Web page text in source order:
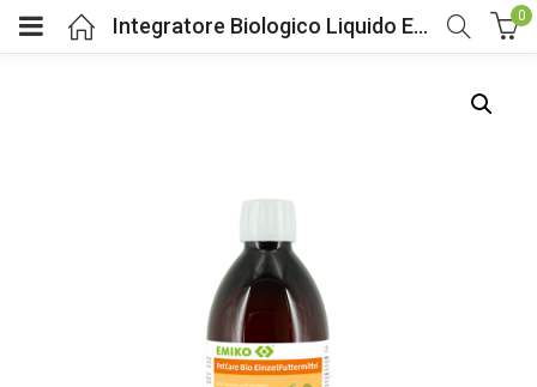
Integratore Biologico Liquido Emiko Pet Care 0